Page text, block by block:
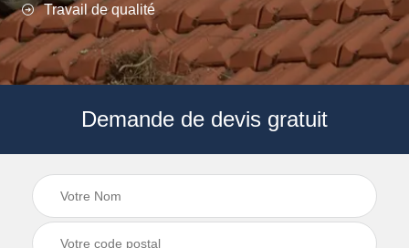
Travail de qualité
Demande de devis gratuit